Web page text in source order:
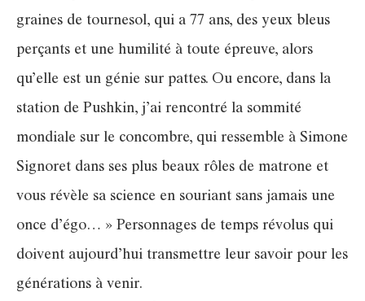
graines de tournesol, qui a 77 ans, des yeux bleus
perçants et une humilité à toute épreuve, alors
qu’elle est un génie sur pattes. Ou encore, dans la
station de Pushkin, j’ai rencontré la sommité
mondiale sur le concombre, qui ressemble à Simone
Signoret dans ses plus beaux rôles de matrone et
vous révèle sa science en souriant sans jamais une
once d’égo… » Personnages de temps révolus qui
doivent aujourd’hui transmettre leur savoir pour les
générations à venir.